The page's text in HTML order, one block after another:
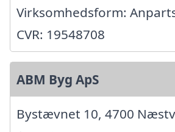
Virksomhedsform:
CVR: 19548708
ABM Byg ApS
Bystævnet 10, 4700